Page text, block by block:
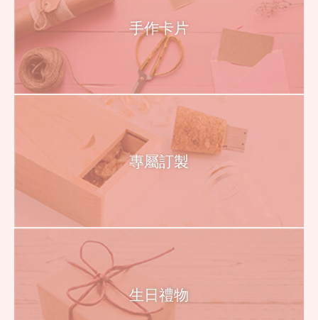
手作卡片
專屬訂製
生日禮物